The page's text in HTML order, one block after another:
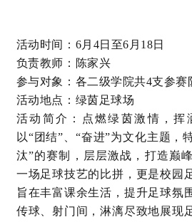
活动时间：6月4日至6月18日
负责教师：陈家兴
参与对象：各二级学院共4支参赛
活动地点：绿茵足球场
活动简介：点燃绿茵激情，挥
以“团结”、“奋进”为文化主题，
汰”的赛制，层层激战，打造巅
一场足球技艺的比拼，更是校园
旨在丰富课余生活，提升足球氛
传球、射门间，淋漓尽致地展现